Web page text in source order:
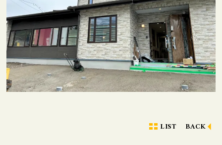
LIST BACK